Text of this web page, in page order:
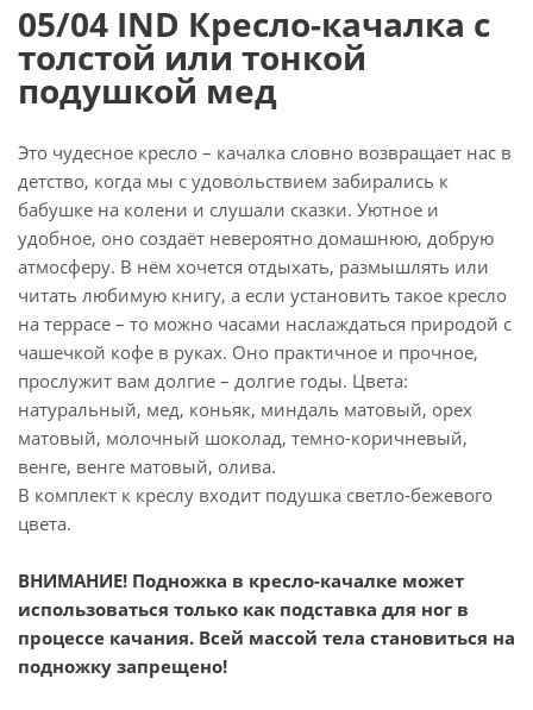
05/04 IND Кресло-качалка с
толстой или тонкой
подушкой мед
Это чудесное кресло – качалка словно возвращает нас в
детство, когда мы с удовольствием забирались к
бабушке на колени и слушали сказки. Уютное и
удобное, оно создаёт невероятно домашнюю, добрую
атмосферу. В нём хочется отдыхать, размышлять или
читать любимую книгу, а если установить такое кресло
на террасе – то можно часами наслаждаться природой с
чашечкой кофе в руках. Оно практичное и прочное,
прослужит вам долгие – долгие годы. Цвета:
натуральный, мед, коньяк, миндаль матовый, орех
матовый, молочный шоколад, темно-коричневый,
венге, венге матовый, олива.
В комплект к креслу входит подушка светло-бежевого
цвета.
ВНИМАНИЕ! Подножка в кресло-качалке может
использоваться только как подставка для ног в
процессе качания. Всей массой тела становиться на
подножку запрещено!